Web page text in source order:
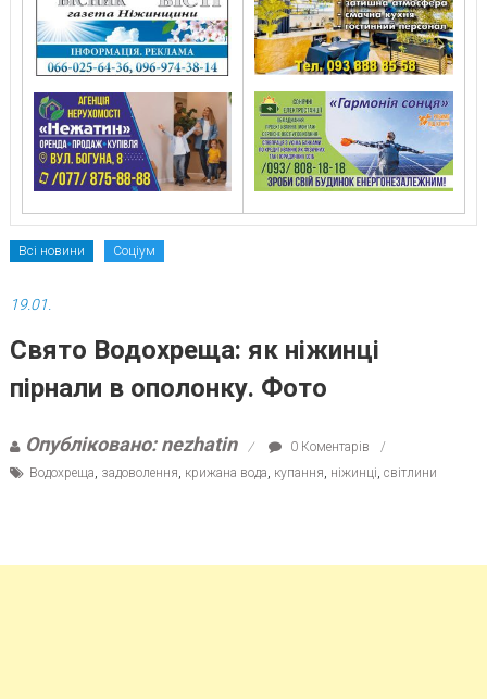
Всі новини Соціум
19.01.
Свято Водохреща: як ніжинці
пірнали в ополонку. Фото
Опубліковано: nezhatin
0 Коментарів
Водохреща, задоволення, крижана вода, купання, ніжинці, світлини